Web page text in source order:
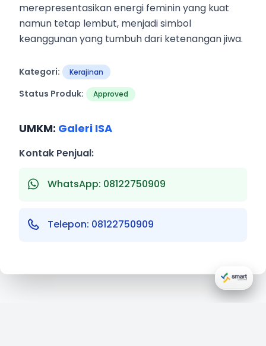
merepresentasikan energi feminin yang kuat
namun tetap lembut, menjadi simbol
keanggunan yang tumbuh dari ketenangan jiwa.
Kategori: Kerajinan
Status Produk: Approved
UMKM: Galeri ISA
Kontak Penjual:
WhatsApp: 08122750909
Telepon: 08122750909